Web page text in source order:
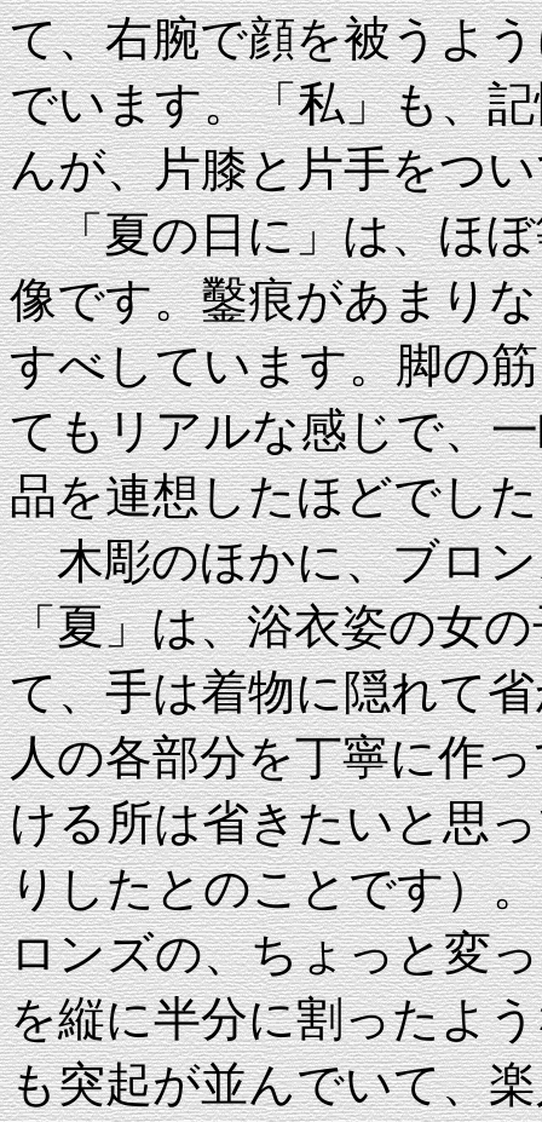
て、右腕で顔を被うよ
でいます。「私」も、
んが、片膝と片手をつ
「夏の日に」は、ほぼ
像です。鑿痕があまり
すべしています。脚の
てもリアルな感じで、
品を連想したほどでし
木彫のほかに、ブロン
「夏」は、浴衣姿の女
て、手は着物に隠れて
人の各部分を丁寧に作
ける所は省きたいと思
りしたとのことです）
ロンズの、ちょっと変
を縦に半分に割ったよ
も突起が並んでいて、